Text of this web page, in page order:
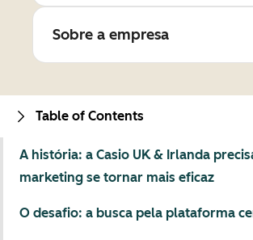
Sobre a empresa
Table of Contents
A história: a Casio UK & Irlanda
marketing se tornar mais eficaz
O desafio: a busca pela plataforma